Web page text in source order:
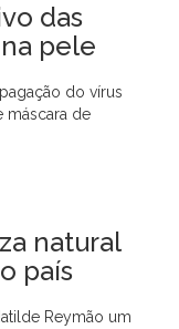
das
pele
do vírus
máscara de
natural
país
Reymão um